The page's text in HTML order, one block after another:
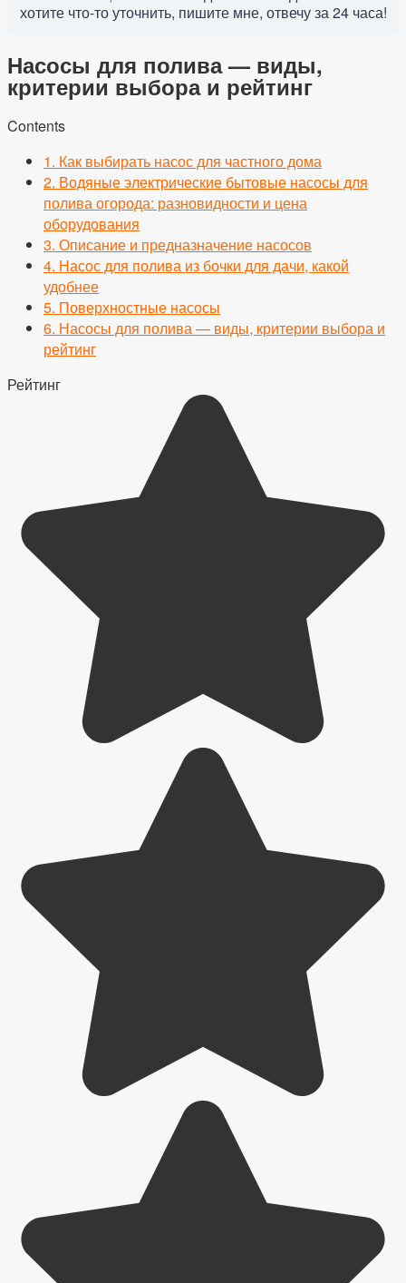
хотите что-то уточнить, пишите мне, отвечу за 24 часа!
Насосы для полива — виды,
критерии выбора и рейтинг
Contents
1. Как выбирать насос для частного дома
2. Водяные электрические бытовые насосы для
полива огорода: разновидности и цена
оборудования
3. Описание и предназначение насосов
4. Насос для полива из бочки для дачи, какой
удобнее
5. Поверхностные насосы
6. Насосы для полива — виды, критерии выбора и
рейтинг
Рейтинг